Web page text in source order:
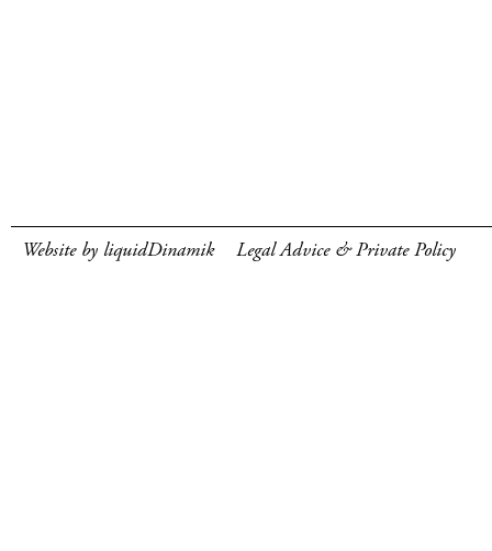
Website by liquidDinamik Legal Advice & Private Policy